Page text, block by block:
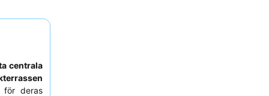
centrala
för deras